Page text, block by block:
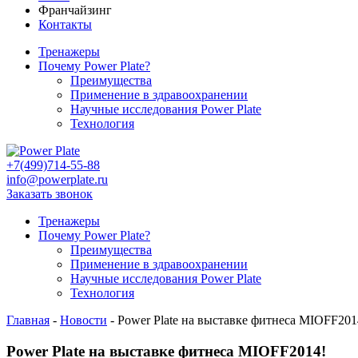
Франчайзинг
Контакты
Тренажеры
Почему Power Plate?
Преимущества
Применение в здравоохранении
Научные исследования Power Plate
Технология
+7(499)714-55-88
info@powerplate.ru
Заказать звонок
Тренажеры
Почему Power Plate?
Преимущества
Применение в здравоохранении
Научные исследования Power Plate
Технология
Главная - Новости - Power Plate на выставке фитнеса
Power Plate на выставке фитнеса MIOFF2014!